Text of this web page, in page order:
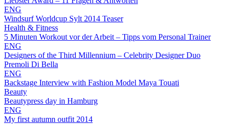
ENG
Windsurf Worldcup Sylt 2014 Teaser
Health & Fitness
5 Minuten Workout vor der Arbeit – Tipps vom Personal Trainer
ENG
Designers of the Third Millennium – Celebrity Designer Duo
Premoli Di Bella
ENG
Backstage Interview with Fashion Model Maya Touati
Beauty
Beautypress day in Hamburg
ENG
My first autumn outfit 2014